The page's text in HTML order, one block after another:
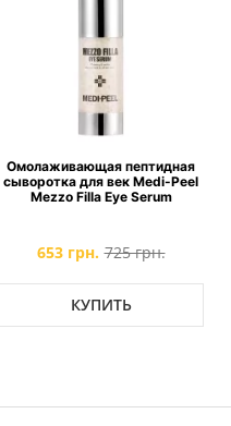
Омолаживающая пептидная
сыворотка для век Medi-Peel
Mezzo Filla Eye Serum
653 грн. 725 грн.
КУПИТЬ